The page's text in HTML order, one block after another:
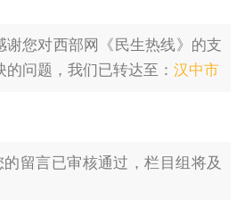
谢您对西部网《民生热线》的支
问题，我们已转达至： 汉中市
的留言已审核通过，栏目组将及